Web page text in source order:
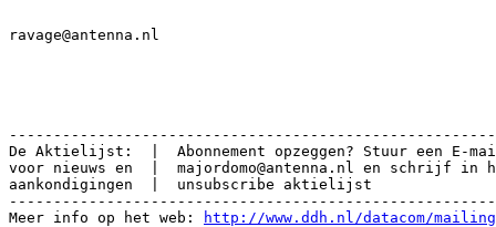
ravage@antenna.nl
De Aktielijst:  |  Abonnement opzeggen? Stuur een E-
voor nieuws en  |  majordomo@antenna.nl en schrijf in
aankondigingen  |  unsubscribe aktielijst
Meer info op het web:
http://www.ddh.nl/datacom/